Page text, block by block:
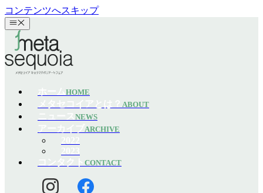
コンテンツへスキップ
HOME
ABOUT
NEWS
ARCHIVE
CONTACT